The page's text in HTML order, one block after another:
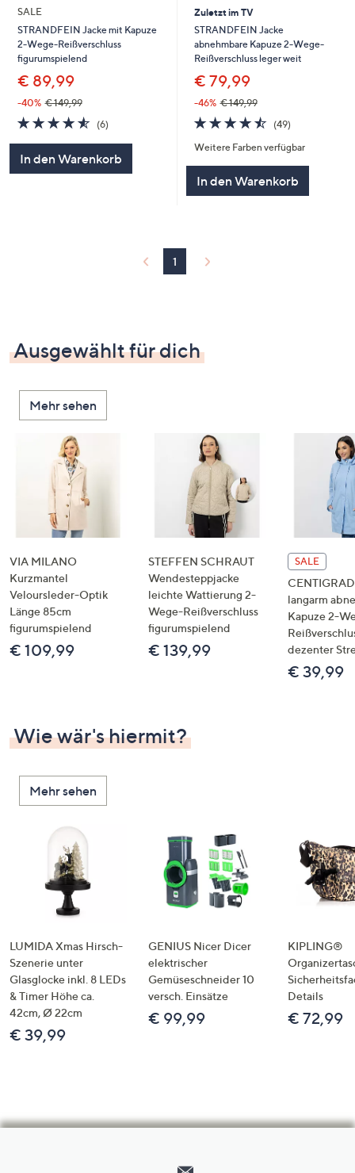
SALE
STRANDFEIN Jacke mit Kapuze
2-Wege-Reißverschluss
figurumspielend
€ 89,99
-40% € 149,99
4.5
von
(6)6
In den Warenkorb
Zuletzt im TV
STRANDFEIN Jacke
abnehmbare Kapuze 2-Wege-
Reißverschluss leger weit
€ 79,99
-46% € 149,99
4.4
von
5
(49)49
Weitere Farben verfügbar
In den Warenkorb
1
Ausgewählt für dich
Mehr sehen
VIA MILANO
Kurzmantel
Veloursleder-Optik
Länge 85cm
figurumspielend
€ 109,99
STEFFEN SCHRAUT
Wendesteppjacke
leichte Wattierung 2-
Wege-Reißverschluss
figurumspielend
€ 139,99
SALE
langarm
Kapuze 2-
dezenter
€ 39,99
Wie wär's hiermit?
Mehr sehen
LUMIDA Xmas Hirsch-
Szenerie unter
Glasglocke inkl. 8 LEDs
& Timer Höhe ca.
42cm, Ø 22cm
€ 39,99
GENIUS Nicer Dicer
elektrischer
Gemüseschneider 10
versch. Einsätze
€ 99,99
KIPLING®
Details
€ 72,99